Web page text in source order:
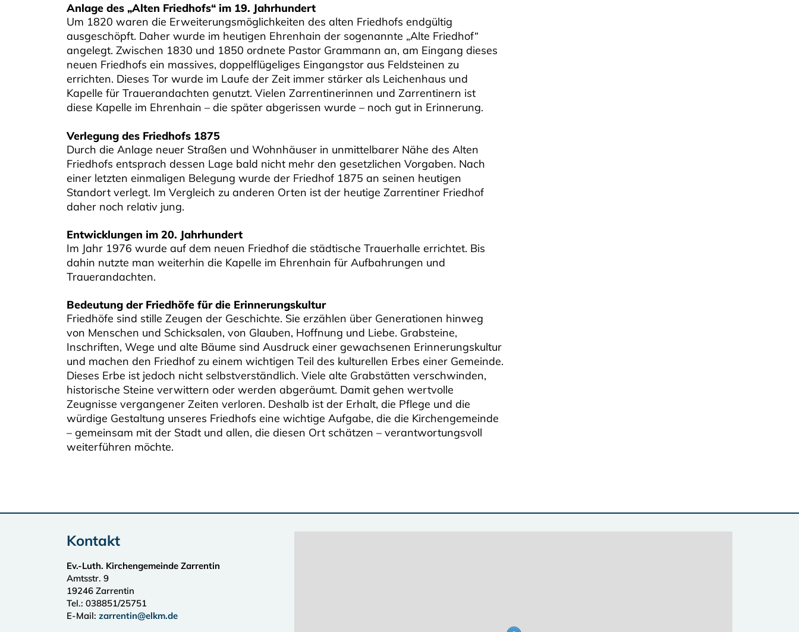
Anlage des „Alten Friedhofs“ im 19. Jahrhundert
Um 1820 waren die Erweiterungsmöglichkeiten des alten Friedhofs endgültig
ausgeschöpft. Daher wurde im heutigen Ehrenhain der sogenannte „Alte Friedhof“
angelegt. Zwischen 1830 und 1850 ordnete Pastor Grammann an, am Eingang dieses
neuen Friedhofs ein massives, doppelflügeliges Eingangstor aus Feldsteinen zu
errichten. Dieses Tor wurde im Laufe der Zeit immer stärker als Leichenhaus und
Kapelle für Trauerandachten genutzt. Vielen Zarrentinerinnen und Zarrentinern ist
diese Kapelle im Ehrenhain – die später abgerissen wurde – noch gut in Erinnerung.
Verlegung des Friedhofs 1875
Durch die Anlage neuer Straßen und Wohnhäuser in unmittelbarer Nähe des Alten
Friedhofs entsprach dessen Lage bald nicht mehr den gesetzlichen Vorgaben. Nach
einer letzten einmaligen Belegung wurde der Friedhof 1875 an seinen heutigen
Standort verlegt. Im Vergleich zu anderen Orten ist der heutige Zarrentiner Friedhof
daher noch relativ jung.
Entwicklungen im 20. Jahrhundert
Im Jahr 1976 wurde auf dem neuen Friedhof die städtische Trauerhalle errichtet. Bis
dahin nutzte man weiterhin die Kapelle im Ehrenhain für Aufbahrungen und
Trauerandachten.
Bedeutung der Friedhöfe für die Erinnerungskultur
Friedhöfe sind stille Zeugen der Geschichte. Sie erzählen über Generationen hinweg
von Menschen und Schicksalen, von Glauben, Hoffnung und Liebe. Grabsteine,
Inschriften, Wege und alte Bäume sind Ausdruck einer gewachsenen Erinnerungskultur
und machen den Friedhof zu einem wichtigen Teil des kulturellen Erbes einer Gemeinde.
Dieses Erbe ist jedoch nicht selbstverständlich. Viele alte Grabstätten verschwinden,
historische Steine verwittern oder werden abgeräumt. Damit gehen wertvolle
Zeugnisse vergangener Zeiten verloren. Deshalb ist der Erhalt, die Pflege und die
würdige Gestaltung unseres Friedhofs eine wichtige Aufgabe, die die Kirchengemeinde
– gemeinsam mit der Stadt und allen, die diesen Ort schätzen – verantwortungsvoll
weiterführen möchte.
Kontakt
Ev.-Luth. Kirchengemeinde Zarrentin
Amtsstr. 9
19246 Zarrentin
Tel.: 038851/25751
E-Mail: zarrentin@elkm.de